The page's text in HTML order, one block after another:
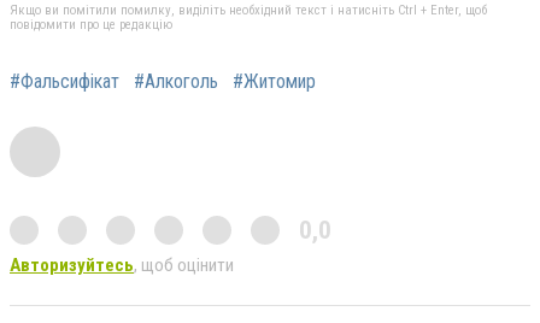
Якщо ви помітили помилку, виділіть необхідний текст і натисніть Ctrl + Enter, щоб
повідомити про це редакцію
#Фальсифікат #Алкоголь #Житомир
0,0
Авторизуйтесь, щоб оцінити